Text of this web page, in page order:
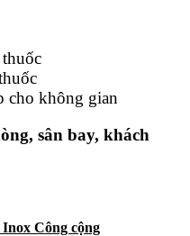
cho không gian
sân bay, khách
Công cộng